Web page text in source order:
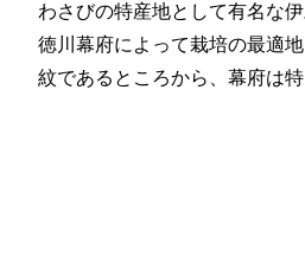
わさびの特産地として有名な
徳川幕府によって栽培の最適
紋であるところから、幕府は